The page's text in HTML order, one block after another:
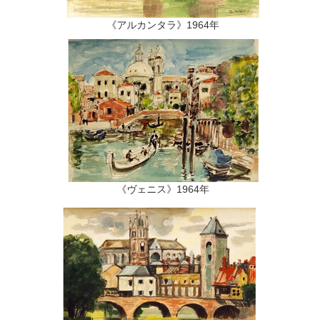
《アルカンタラ》1964年
《ヴェニス》1964年